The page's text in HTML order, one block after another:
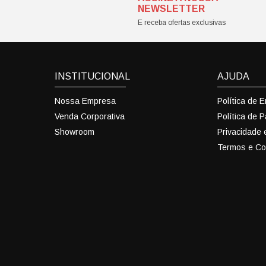
NEWSLETTER
E receba ofertas exclusivas
INSTITUCIONAL
Nossa Empresa
Venda Corporativa
Showroom
AJUDA
Política de
Política de
Privacidade
Termos e